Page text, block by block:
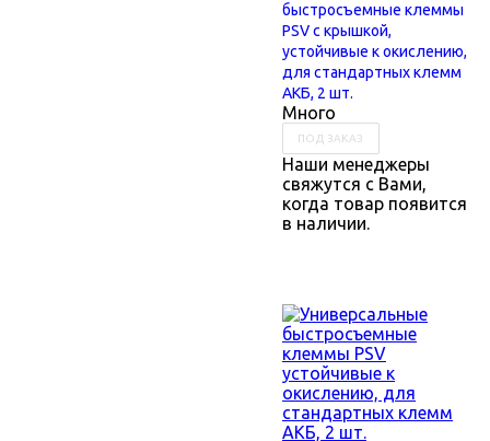
быстросъемные клеммы
PSV с крышкой,
устойчивые к окислению,
для стандартных клемм
АКБ, 2 шт.
Много
ПОД ЗАКАЗ
Наши менеджеры
свяжутся с Вами,
когда товар появится
в наличии.